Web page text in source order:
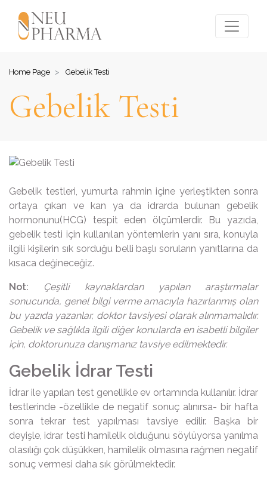
Home Page Gebelik Testi
Gebelik Testi
Gebelik testleri, yumurta rahmin içine yerleştikten sonra
ortaya çıkan ve kan ya da idrarda bulunan gebelik
hormonunu(HCG) tespit eden ölçümlerdir. Bu yazıda,
gebelik testi için kullanılan yöntemlerin yanı sıra, konuyla
ilgili kişilerin sık sorduğu belli başlı soruların yanıtlarına da
kısaca değineceğiz.
Not: Çeşitli kaynaklardan yapılan araştırmalar
sonucunda, genel bilgi verme amacıyla hazırlanmış olan
bu yazıda yazanlar, doktor tavsiyesi olarak alınmamalıdır.
Gebelik ve sağlıkla ilgili diğer konularda en isabetli bilgiler
için, doktorunuza danışmanız tavsiye edilmektedir.
Gebelik İdrar Testi
İdrar ile yapılan test genellikle ev ortamında kullanılır. İdrar
testlerinde -özellikle de negatif sonuç alınırsa- bir hafta
sonra tekrar test yapılması tavsiye edilir. Başka bir
deyişle, idrar testi hamilelik olduğunu söylüyorsa yanılma
olasılığı çok düşükken, hamilelik olmasına rağmen negatif
sonuç vermesi daha sık görülmektedir.